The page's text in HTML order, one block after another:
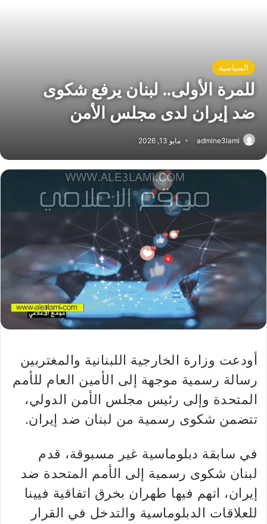
السياسية
للمرة الأولى.. لبنان يرفع شكوى
ضد إيران لدى مجلس الأمن
admine3lami مايو 13, 2026
أودعت وزارة الخارجية اللبنانية والمغتربين
رسالة رسمية موجهة إلى الأمين العام للأمم
المتحدة وإلى رئيس مجلس الأمن الدولي،
تتضمن شكوى رسمية من لبنان ضد إيران.
في سابقة دبلوماسية غير مسبوقة، قدم
لبنان شكوى رسمية إلى الأمم المتحدة ضد
إيران، اتهم فيها طهران بخرق اتفاقية فيينا
للعلاقات الدبلوماسية والتدخل في القرار